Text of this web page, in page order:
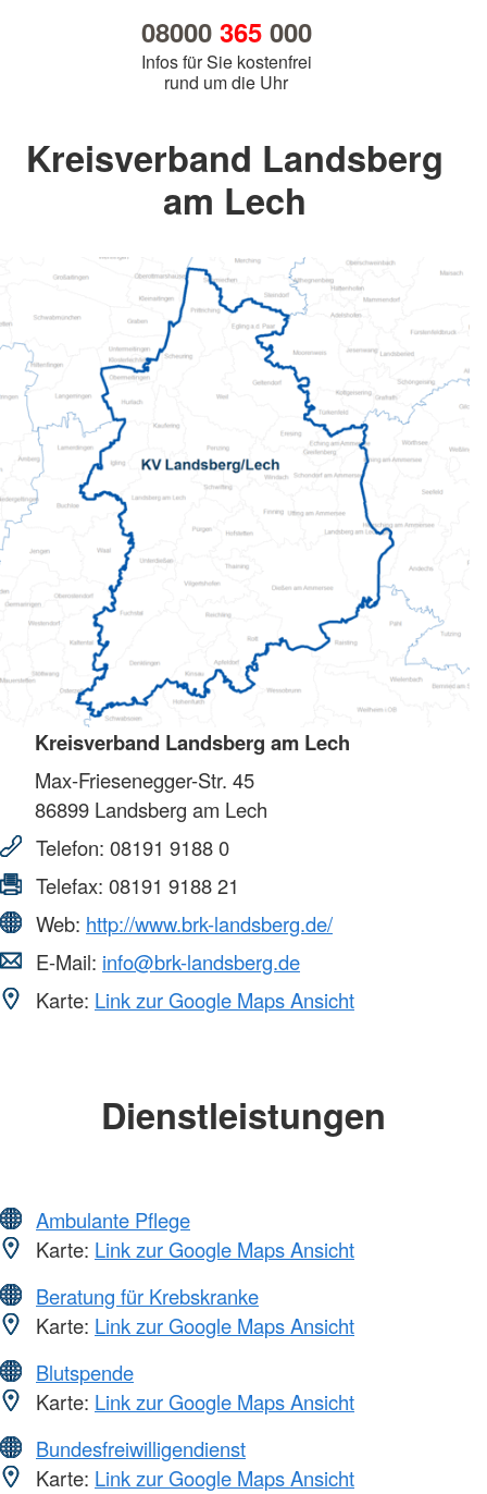
08000 365000
Infos für Sie kostenfrei
rund um die Uhr
Kreisverband Landsberg
am Lech
Kreisverband Landsberg am Lech
Max-Friesenegger-Str. 45
86899 Landsberg am Lech
Telefon: 08191 9188 0
Telefax: 08191 9188 21
Web: http://www.brk-landsberg.de/
E-Mail: info@brk-landsberg.de
Karte: Link zur Google Maps Ansicht
Dienstleistungen
Ambulante Pflege
Karte: Link zur Google Maps Ansicht
Beratung für Krebskranke
Karte: Link zur Google Maps Ansicht
Blutspende
Karte: Link zur Google Maps Ansicht
Bundesfreiwilligendienst
Karte: Link zur Google Maps Ansicht